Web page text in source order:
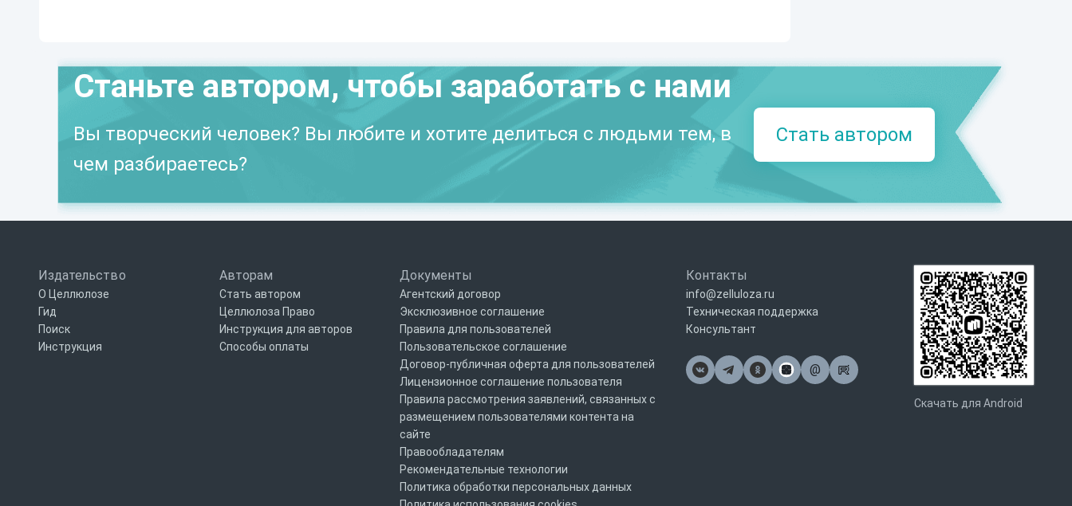
Станьте автором, чтобы заработать с нами
Вы творческий человек? Вы любите и хотите делиться с людьми тем, в
чем разбираетесь?
Стать автором
Издательство
О Целлюлозе
Гид
Поиск
Инструкция
Авторам
Стать автором
Целлюлоза Право
Инструкция для авторов
Способы оплаты
Документы
Агентский договор
Эксклюзивное соглашение
Правила для пользователей
Пользовательское соглашение
Договор-публичная оферта для пользователей
Лицензионное соглашение пользователя
Правила рассмотрения заявлений, связанных с
размещением пользователями контента на
сайте
Правообладателям
Рекомендательные технологии
Политика обработки персональных данных
Контакты
info@zelluloza.ru
Техническая поддержка
Консультант
@Почта
Скачать для Android